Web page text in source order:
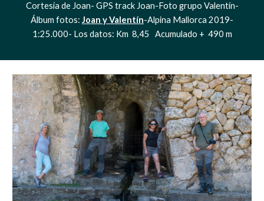
Cortesía de Joan- GPS track Joan-Foto grupo Valentín-
Álbum fotos: Joan y Valentín-Alpina Mallorca 2019-
1:25.000- Los datos: Km  8,45   Acumulado +  490 m